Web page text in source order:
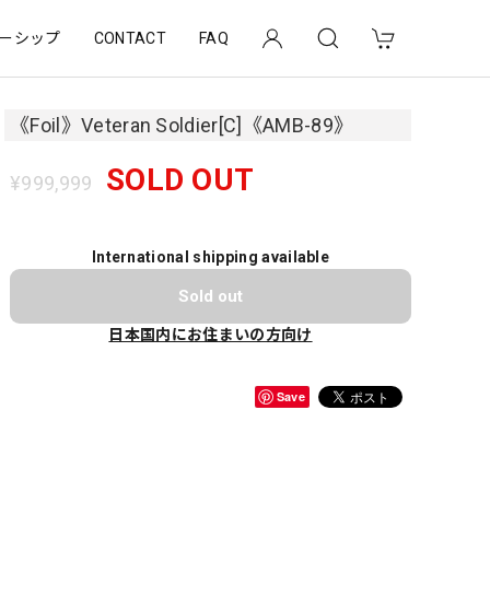
シップ CONTACT FAQ
《Foil》Veteran Soldier[C]《AMB-89》
¥999,999 SOLD OUT
International shipping available
Sold out
日本国内にお住まいの方向け
Save